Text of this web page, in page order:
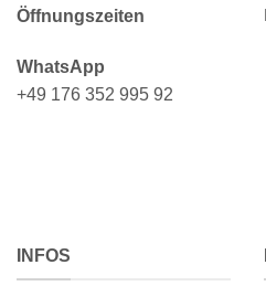
Öffnungszeiten
WhatsApp
+49 176 352 995 92
INFOS